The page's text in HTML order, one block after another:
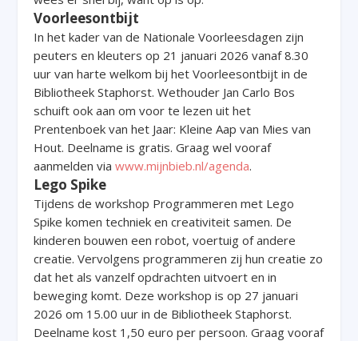
Voorleesontbijt
In het kader van de Nationale Voorleesdagen zijn
peuters en kleuters op 21 januari 2026 vanaf 8.30
uur van harte welkom bij het Voorleesontbijt in de
Bibliotheek Staphorst. Wethouder Jan Carlo Bos
schuift ook aan om voor te lezen uit het
Prentenboek van het Jaar: Kleine Aap van Mies van
Hout. Deelname is gratis. Graag wel vooraf
aanmelden viawww.mijnbieb.nl/agenda.
Lego Spike
Tijdens de workshop Programmeren met Lego
Spike komen techniek en creativiteit samen. De
kinderen bouwen een robot, voertuig of andere
creatie. Vervolgens programmeren zij hun creatie zo
dat het als vanzelf opdrachten uitvoert en in
beweging komt. Deze workshop is op 27 januari
2026 om 15.00 uur in de Bibliotheek Staphorst.
Deelname kost 1,50 euro per persoon. Graag vooraf